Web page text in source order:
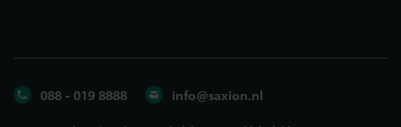
088 - 019 8888 info@saxion.nl